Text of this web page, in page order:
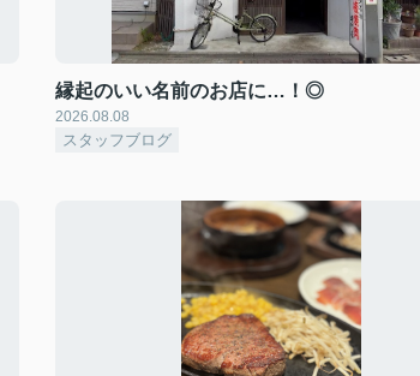
縁起のいい名前のお店に…！◎
2026.08.08
スタッフブログ